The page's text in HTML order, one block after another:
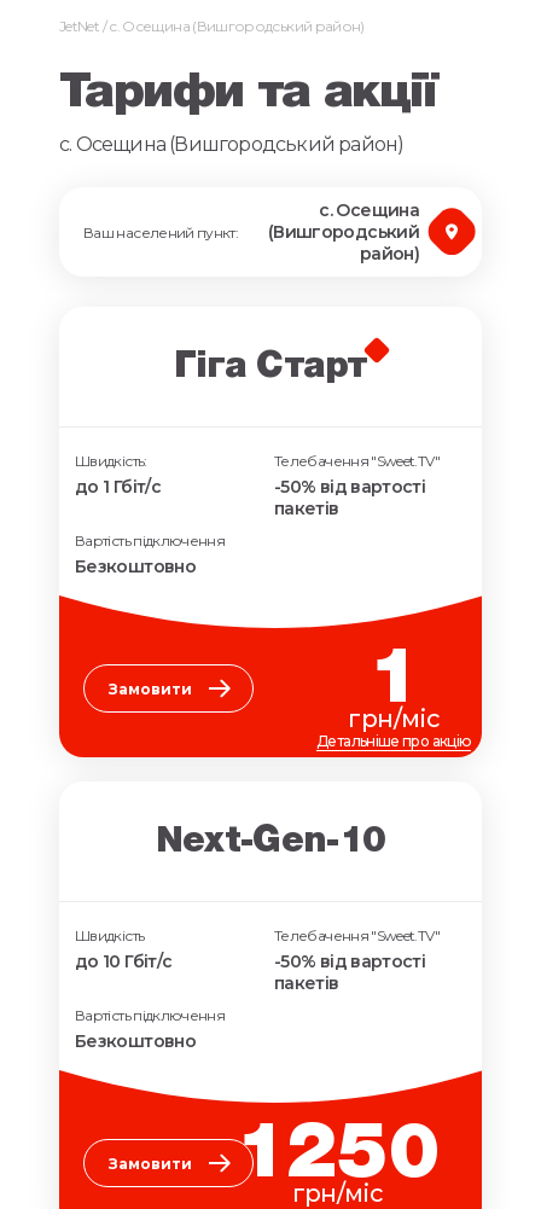
JetNet с. Осещина (Вишгородський район)
Тарифи та акції
с. Осещина (Вишгородський район)
Ваш населений пункт:
с. Осещина
(Вишгородський
район)
Гіга Старт
Замовити
Швидкість:
до 1 Гбіт/с
Телебачення "Sweet.TV"
-50% від вартості
пакетів
Вартість підключення
Безкоштовно
1
грн/міс
Детальніше про акцію
Next-Gen-10
Замовити
Швидкість
до 10 Гбіт/с
Телебачення "Sweet.TV"
-50% від вартості
пакетів
Вартість підключення
Безкоштовно
1250
грн/міс